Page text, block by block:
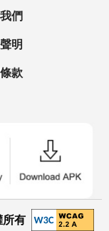
們
明
款
所有